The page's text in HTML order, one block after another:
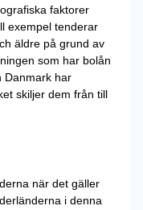
faktorer
exempel tenderar
äldre på grund av
som har bolån
Danmark har
skiljer dem från till
när det gäller
i denna